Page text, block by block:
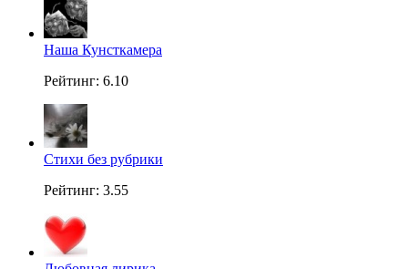
Наша Кунсткамера
Рейтинг: 6.10
Стихи без рубрики
Рейтинг: 3.55